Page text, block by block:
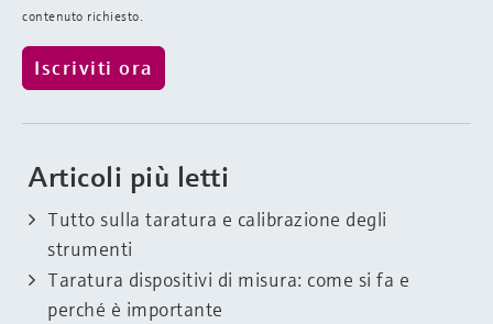
contenuto richiesto.
Articoli più letti
Tutto sulla taratura e calibrazione degli
strumenti
Taratura dispositivi di misura: come si fa e
perché è importante